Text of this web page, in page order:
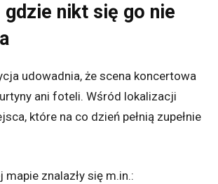
gdzie nikt się go nie
udowadnia, że scena koncertowa
ani foteli. Wśród lokalizacji
które na co dzień pełnią zupełnie
znalazły się m.in.: